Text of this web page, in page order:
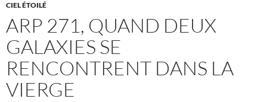
CIEL ÉTOILÉ
ARP 271, QUAND DEUX
GALAXIES SE
RENCONTRENT DANS LA
VIERGE